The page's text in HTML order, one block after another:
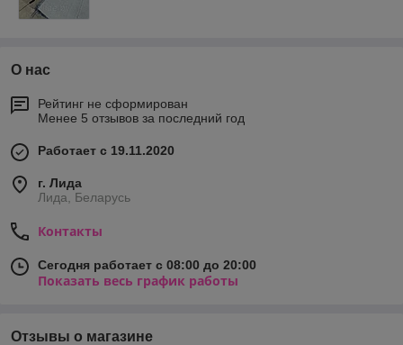
О нас
Рейтинг не сформирован
Менее 5 отзывов за последний год
Работает с 19.11.2020
г. Лида
Лида, Беларусь
Контакты
Сегодня работает с 08:00 до 20:00
Показать весь график работы
Отзывы о магазине